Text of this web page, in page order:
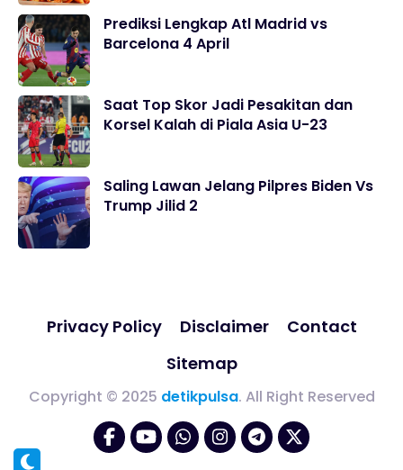
Prediksi Lengkap Atl Madrid vs
Barcelona 4 April
Saat Top Skor Jadi Pesakitan dan
Korsel Kalah di Piala Asia U-23
Saling Lawan Jelang Pilpres Biden Vs
Trump Jilid 2
Privacy Policy Disclaimer
Contact
Sitemap
Copyright © 2025 detikpulsa. All Right Reserved